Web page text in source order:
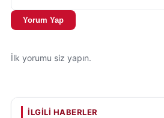
Yorum Yap
İlk yorumu siz yapın.
İLGILI HABERLER